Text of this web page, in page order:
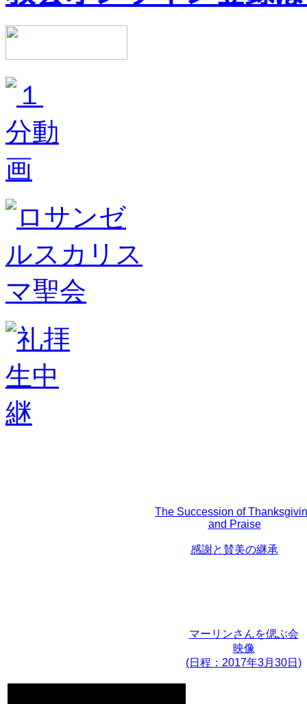
The Succession of
and Praise
感謝と賛美の継承
マーリンさんを偲ぶ会
映像
(日程：2017年3月30日)